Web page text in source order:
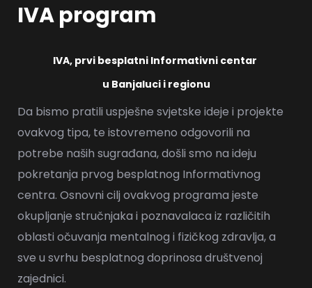
IVA program
IVA, prvi besplatni Informativni centar
u Banjaluci i regionu
Da bismo pratili uspješne svjetske ideje i projekte
ovakvog tipa, te istovremeno odgovorili na
potrebe naših sugrađana, došli smo na ideju
pokretanja prvog besplatnog Informativnog
centra. Osnovni cilj ovakvog programa jeste
okupljanje stručnjaka i poznavalaca iz različitih
oblasti očuvanja mentalnog i fizičkog zdravlja, a
sve u svrhu besplatnog doprinosa društvenoj
zajednici.